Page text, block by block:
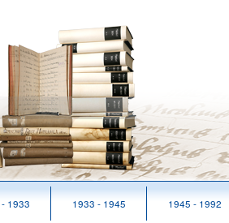
1933 1933 - 1945 1945 - 1992